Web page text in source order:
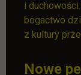
i
bogactwo
z kultury
Nowe